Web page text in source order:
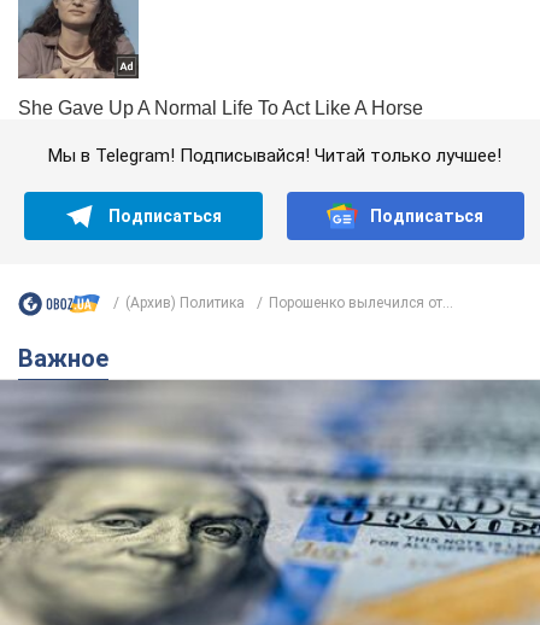
Мы в Telegram! Подписывайся! Читай только лучшее!
Подписаться Подписаться
(Архив) Политика Порошенко вылечился от...
Важное